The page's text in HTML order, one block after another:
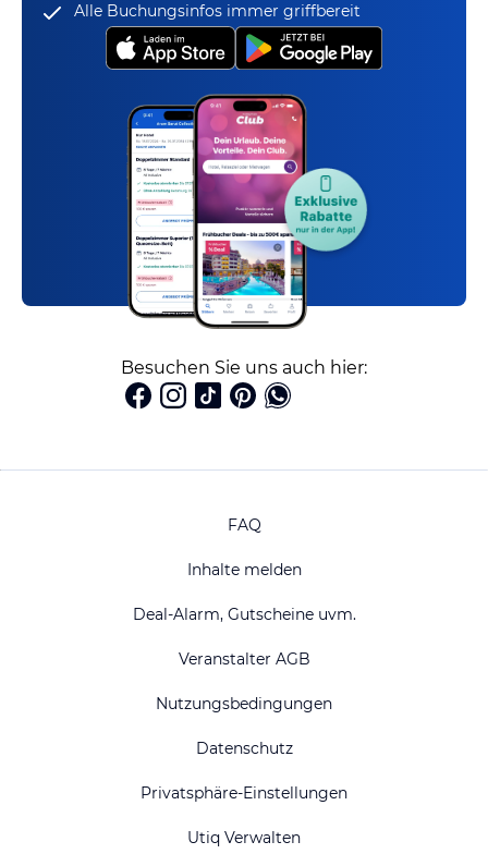
Alle Buchungsinfos immer griffbereit
Besuchen Sie uns auch hier:
FAQ
Inhalte melden
Deal-Alarm, Gutscheine uvm.
Veranstalter AGB
Nutzungsbedingungen
Datenschutz
Privatsphäre-Einstellungen
Utiq Verwalten